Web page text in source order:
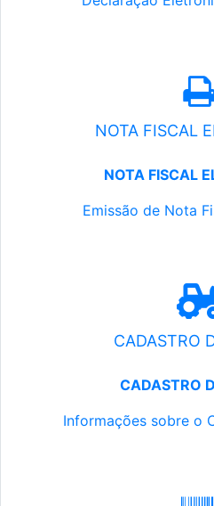
NOTA FISCAL
NOTA FISCAL
Emissão de Nota
CADASTRO
CADASTRO
Informações sobre o